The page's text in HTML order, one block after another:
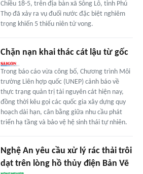
Chiều 18-5, trên địa bàn xã Sông Lô, tỉnh Phú
Thọ đã xảy ra vụ đuối nước đặc biệt nghiêm
trọng khiến 5 thiếu niên tử vong.
Chặn nạn khai thác cát lậu từ gốc
Trong báo cáo vừa công bố, Chương trình Môi
trường Liên hợp quốc (UNEP) cảnh báo về
thực trạng quản trị tài nguyên cát hiện nay,
đồng thời kêu gọi các quốc gia xây dựng quy
hoạch dài hạn, cân bằng giữa nhu cầu phát
triển hạ tầng và bảo vệ hệ sinh thái tự nhiên.
Nghệ An yêu cầu xử lý rác thải trôi
dạt trên lòng hồ thủy điện Bản Vẽ